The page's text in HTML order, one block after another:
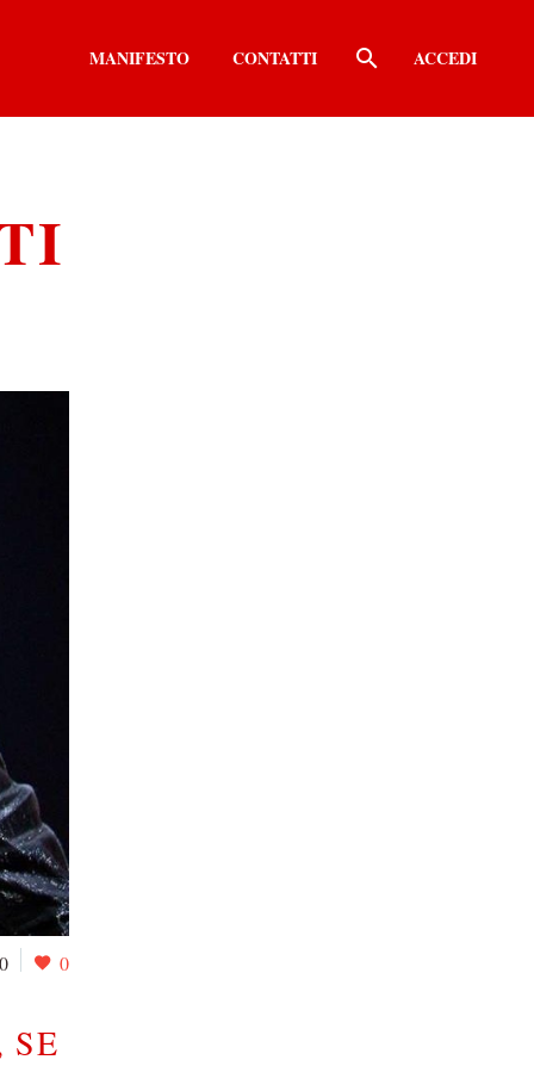
MANIFESTO CONTATTI ACCEDI
0 0
SE